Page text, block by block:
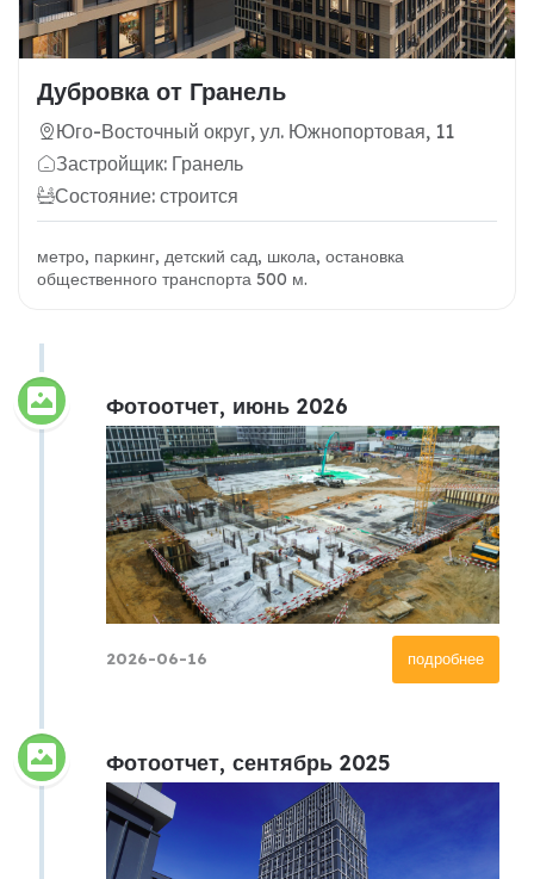
Дубровка от Гранель
Юго-Восточный округ, ул. Южнопортовая, 11
Застройщик: Гранель
Состояние: строится
метро, паркинг, детский сад, школа, остановка
общественного транспорта 500 м.
Фотоотчет, июнь 2026
подробнее
2026-06-16
Фотоотчет, сентябрь 2025